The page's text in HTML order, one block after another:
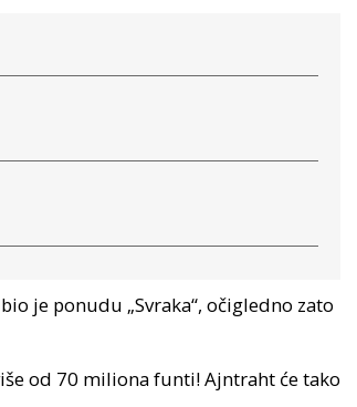
je ponudu „Svraka“, očigledno zato
od 70 miliona funti! Ajntraht će tako